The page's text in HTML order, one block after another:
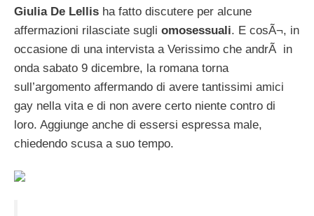
Giulia De Lellis ha fatto discutere per alcune
affermazioni rilasciate sugli omosessuali. E cosÃ¬, in
occasione di una intervista a Verissimo che andrÃ in
onda sabato 9 dicembre, la romana torna
sull’argomento affermando di avere tantissimi amici
gay nella vita e di non avere certo niente contro di
loro. Aggiunge anche di essersi espressa male,
chiedendo scusa a suo tempo.